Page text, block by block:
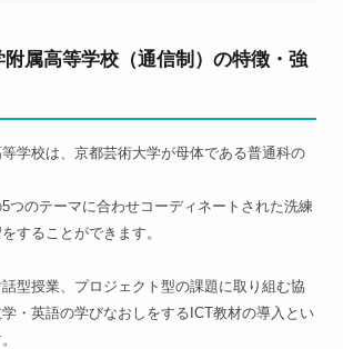
属高等学校（通信制）の特徴・強
学校は、京都芸術大学が母体である普通科の
つのテーマに合わせコーディネートされた洗練
することができます。
型授業、プロジェクト型の課題に取り組む協
・英語の学びなおしをするICT教材の導入とい